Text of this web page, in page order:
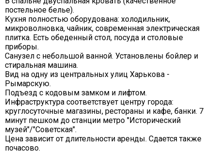
постельное белье).
Кухня полностью оборудована: холодильник,
микроволновка, чайник, современная электрическая
плитка. Есть обеденный стол, посуда и столовые
приборы.
Санузел с небольшой ванной. Установлены бойлер и
стиральная машина.
Вид на одну из центральных улиц Харькова -
Рымарскую.
Подъезд с кодовым замком и лифтом.
Инфраструктура соответствует центру города:
круглосуточные магазины, рестораны и кафе, банки. 7
минут пешком до станции метро "Исторический
музей"/"Советская".
Цена зависит от длительности аренды. Сдается также
почасово.